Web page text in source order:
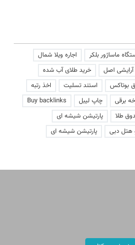
ماساژور بلکر
اجاره ویلا شمال
آرایشی اصل
خرید طلای آب شده
بوتاکس استند تسلیت
اخذ رتبه
برقی چاپ لیبل
Buy backlinks
طلا
پارتیشن شیشه ای
هتل دبی پارتیشن شیشه ای